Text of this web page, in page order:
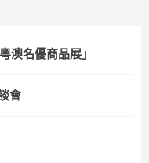
澳名優商品展」
會